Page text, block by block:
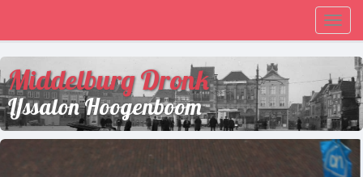
Middelburg Dronk
IJssalon Hoogenboom